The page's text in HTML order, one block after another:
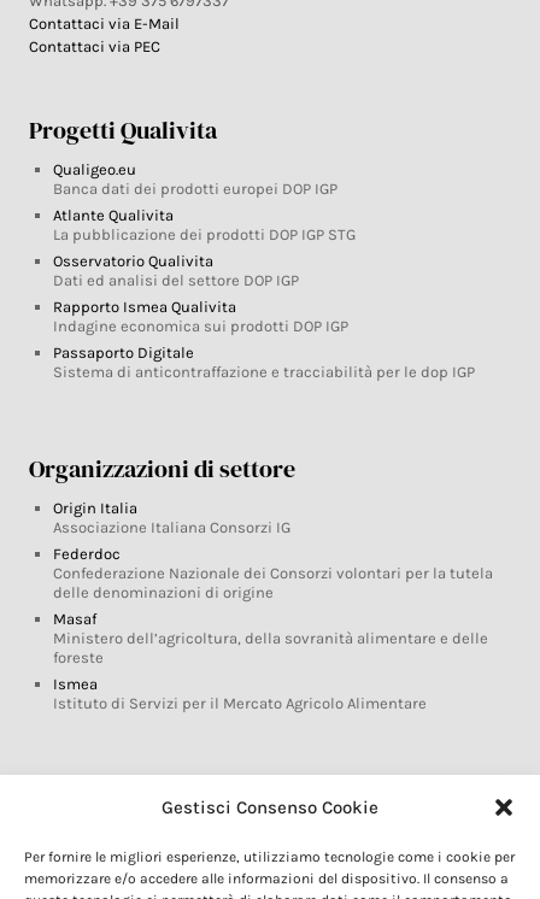
Gestisci Consenso Cookie
Per fornire le migliori esperienze, utilizziamo tecnologie come i cookie per
memorizzare e/o accedere alle informazioni del dispositivo. Il consenso a
Contattaci via E-Mail
Contattaci via PEC
Progetti Qualivita
Qualigeo.eu
Banca dati dei prodotti europei DOP IGP
Atlante Qualivita
La pubblicazione dei prodotti DOP IGP STG
Osservatorio Qualivita
Dati ed analisi del settore DOP IGP
Rapporto Ismea Qualivita
Indagine economica sui prodotti DOP IGP
Passaporto Digitale
Sistema di anticontraffazione e tracciabilità per le dop IGP
Organizzazioni di settore
Origin Italia
Associazione Italiana Consorzi IG
Federdoc
Confederazione Nazionale dei Consorzi volontari per la tutela
delle denominazioni di origine
Masaf
Ministero dell’agricoltura, della sovranità alimentare e delle
foreste
Ismea
Istituto di Servizi per il Mercato Agricolo Alimentare
Glossario DOP IGP
Marchi DOP IGP
Normativa prodotti DOP IGP